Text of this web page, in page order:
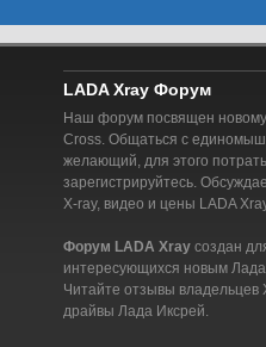
LADA Xray Форум
Наш форум посвящен
Cross. Общаться с
желающий, для этого
зарегистрируйтесь.
X-ray, видео и цены LADA
Форум LADA Xray создан
интересующихся новым
Читайте отзывы владельцев
драйвы Лада Иксрей.